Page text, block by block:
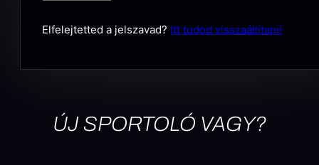
Elfelejtetted a jelszavad? Itt tudod visszaállítani!
ÚJ SPORTOLÓ VAGY?